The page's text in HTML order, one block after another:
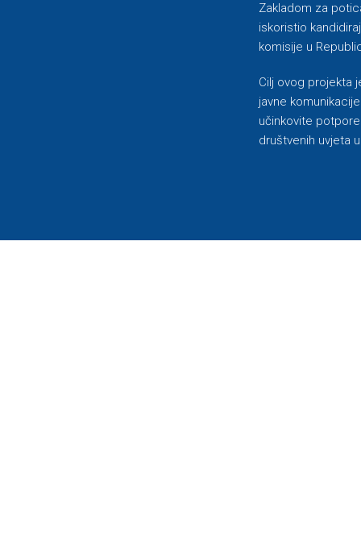
Zakladom za
iskoristio
komisije u
Cilj ovog projekta
javne
učinkovite
društvenih uvjeta